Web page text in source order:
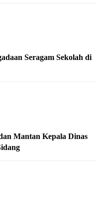
Seragam Sekolah di
Mantan Kepala Dinas